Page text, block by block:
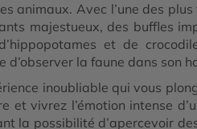
animaux. Avec l’une des
majestueux, des buffles
et de
d’observer la faune dans son
inoubliable qui vous
et vivrez l’émotion intense
la possibilité d’apercevoir